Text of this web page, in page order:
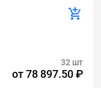
32 шт
от78 897.50 ₽